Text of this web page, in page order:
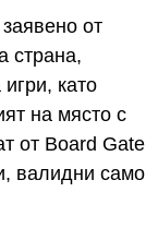
от
страна,
като
на място с
от Board Gate
валидни само